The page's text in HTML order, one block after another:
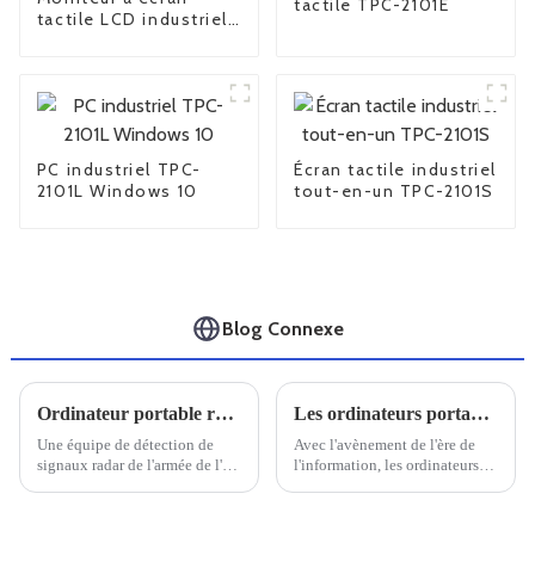
tactile LCD industriel
tactile TPC-2101E
PC industriel TPC-
2101L Windows 10
Écran tactile industriel
tout-en-un TPC-2101S
Blog Connexe
Ordinateur portable robuste Univitech C159 pour le système de détection EMR
Une équipe de détection de
signaux radar de l'armée de l'air
Les ordinateurs portables renforcés nationaux sont-ils fiables ?
Avec l'avènement de l'ère de
l'information, les ordinateurs